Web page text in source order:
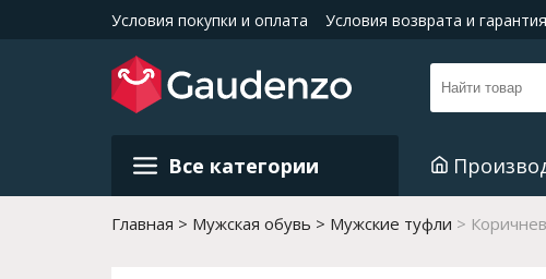
Условия покупки и оплата Условия возврата и гарантия
Все категории
Главная Мужская обувь Мужские туфли